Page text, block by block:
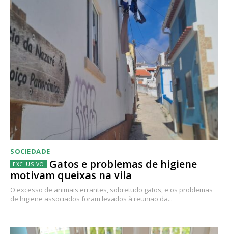
SOCIEDADE
Gatos e problemas de higiene
motivam queixas na vila
O excesso de animais errantes, sobretudo gatos, e os problemas
de higiene associados foram levados à reunião da...